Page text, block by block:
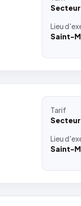
Secteur
Lieu
Saint-
Tarif
Secteur
Lieu
Saint-